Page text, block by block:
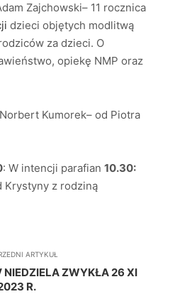
Zajchowski– 11 rocznica
dzieci objętych modlitwą
za dzieci. O
opiekę NMP oraz
Kumorek– od Piotra
: W intencji parafian 10.30:
Krystyny z rodziną
ARTYKUŁ
ZWYKŁA 26 XI
R.